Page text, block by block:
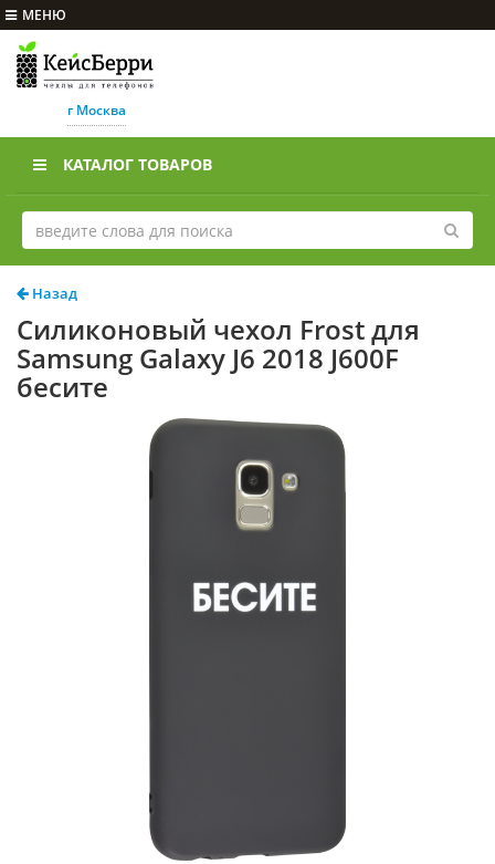
МЕНЮ
г Москва
КАТАЛОГ ТОВАРОВ
Назад
Силиконовый чехол Frost для
Samsung Galaxy J6 2018 J600F
бесите